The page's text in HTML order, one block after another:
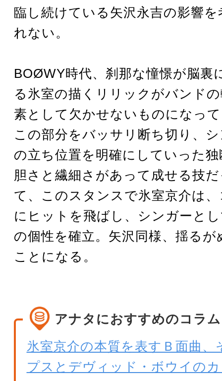
臨し続けている矢沢永吉の影響
れない。
BOØWY時代、刹那な憧憬が脳裏
る氷室の描くリリックがバンド
素として欠かせないものになっ
この部分をバッサリ断ち切り、
の立ち位置を明確にしていった
胆さと繊細さがあって成せる技
て、このスタンスで氷室京介は
にヒットを飛ばし、シンガーと
の個性を確立。矢沢同様、揺るが
ことになる。
アナタにおすすめのコラム
氷室京介の本質を表すＢ面曲、
プスとデヴィッド・ボウイの